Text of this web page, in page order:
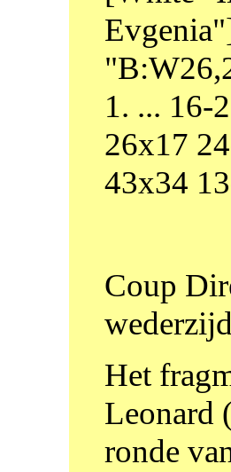
1. ... 16-
26x17
43x34
Coup
Het
Leonard
ronde